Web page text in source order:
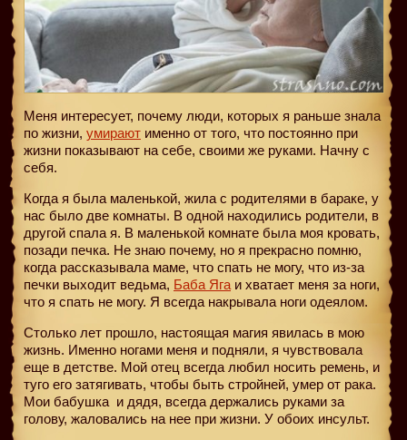
Меня интересует, почему люди, которых я раньше знала
по жизни, умирают именно от того, что постоянно при
жизни показывают на себе, своими же руками. Начну с
себя.
Когда я была маленькой, жила с родителями в бараке, у
нас было две комнаты. В одной находились родители, в
другой спала я. В маленькой комнате была моя кровать,
позади печка. Не знаю почему, но я прекрасно помню,
когда рассказывала маме, что спать не могу, что из-за
печки выходит ведьма, Баба Яга и хватает меня за ноги,
что я спать не могу. Я всегда накрывала ноги одеялом.
Столько лет прошло, настоящая магия явилась в мою
жизнь. Именно ногами меня и подняли, я чувствовала
еще в детстве. Мой отец всегда любил носить ремень, и
туго его затягивать, чтобы быть стройней, умер от рака.
Мои бабушка и дядя, всегда держались руками за
голову, жаловались на нее при жизни. У обоих инсульт.